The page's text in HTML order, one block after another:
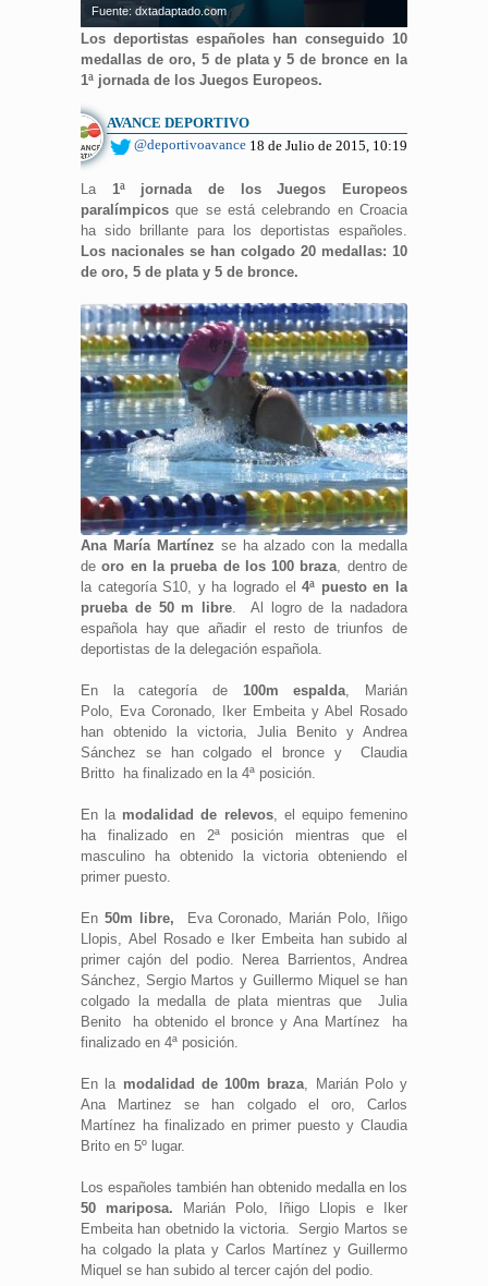
Fuente: dxtadaptado.com
Los deportistas españoles han conseguido 10
medallas de oro, 5 de plata y 5 de bronce en la
1ª jornada de los Juegos Europeos.
AVANCE DEPORTIVO
@deportivoavance 18 de Julio de 2015, 10:19
La1ª jornada de los Juegos Europeos
paralímpicos que se está celebrando en Croacia
ha sido brillante para los deportistas españoles.
Los nacionales se han colgado 20 medallas: 10
de oro, 5 de plata y 5 de bronce.
Ana María Martínez se ha alzado con la medalla
deoro en la prueba de los 100 braza, dentro de
la categoría S10, y ha logrado el4ª puesto en la
prueba de 50 m libre. Al logro de la nadadora
española hay que añadir el resto de triunfos de
deportistas de la delegación española.
En la categoría de 100m espalda, Marián
Polo, Eva Coronado, Iker Embeita y Abel Rosado
han obtenido la victoria, Julia Benito y Andrea
Sánchez se han colgado el bronce y Claudia
Britto ha finalizado en la 4ª posición.
En lamodalidad de relevos, el equipo femenino
ha finalizado en 2ª posición mientras que el
masculino ha obtenido la victoria obteniendo el
primer puesto.
En 50m libre, Eva Coronado, Marián Polo, Iñigo
Llopis, Abel Rosado e Iker Embeita han subido al
primer cajón del podio. Nerea Barrientos, Andrea
Sánchez, Sergio Martos y Guillermo Miquel se han
colgado la medalla de plata mientras que Julia
Benito ha obtenido el bronce y Ana Martínez ha
finalizado en 4ª posición.
En lamodalidad de 100m braza, Marián Polo y
Ana Martinez se han colgado el oro, Carlos
Martínez ha finalizado en primer puesto y Claudia
Brito en 5º lugar.
Los españoles también han obtenido medalla en los
50 mariposa. Marián Polo, Iñigo Llopis e Iker
Embeita han obetnido la victoria. Sergio Martos se
ha colgado la plata y Carlos Martínez y Guillermo
Miquel se han subido al tercer cajón del podio.